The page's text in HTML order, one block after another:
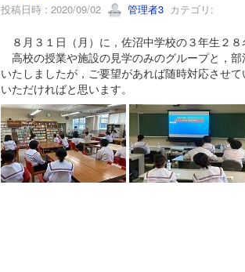
投稿日時 : 2020/09/02 管理者3カテゴリ:
８月３１日（月）に，佐沼中学校の３年生２
高校の授業や施設の見学のみのグループと，
いたしましたが，ご要望があれば随時対応させ
いただければと思います。